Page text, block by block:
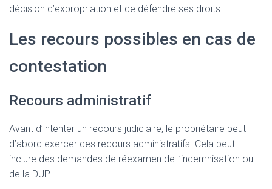
décision d’expropriation et de défendre ses droits.
Les recours possibles en cas de
contestation
Recours administratif
Avant d’intenter un recours judiciaire, le propriétaire peut
d’abord exercer des recours administratifs. Cela peut
inclure des demandes de réexamen de l’indemnisation ou
de la DUP.